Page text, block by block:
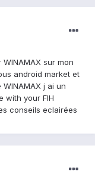
sur mon
android market et
j ai un
with your FIH
conseils eclairées